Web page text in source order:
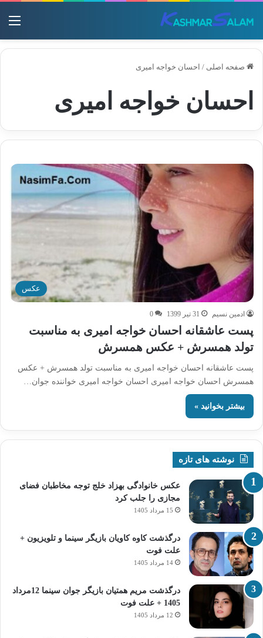
صفحه اصلی / احسان خواجه امیری
احسان خواجه امیری
عکس
ادمین نسیم 31 تیر 1399 0
پست عاشقانه احسان خواجه امیری به مناسبت
تولد همسرش + عکس همسرش
پست عاشقانه احسان خواجه امیری به مناسبت تولد همسرش + عکس
همسرش احسان خواجه امیری احسان خواجه امیری خواننده جوان…
بیشتر بخوانید »
نوشته های تازه
عکس خانوادگی بهزاد خلج توجه مخاطبان فضای
مجازی را جلب کرد
15 مرداد 1405
درگذشت کاوه کاویان بازیگر سینما و تلویزیون +
علت فوت
14 مرداد 1405
درگذشت مریم همتیان بازیگر جوان سینما 12مرداد
1405 + علت فوت
12 مرداد 1405